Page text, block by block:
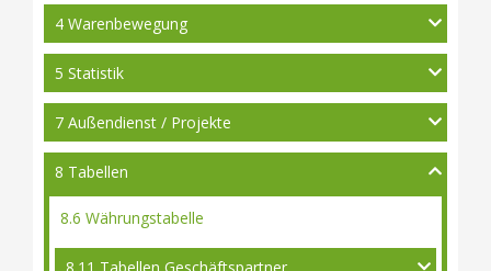
4 Warenbewegung
5 Statistik
7 Außendienst / Projekte
8 Tabellen
8.6 Währungstabelle